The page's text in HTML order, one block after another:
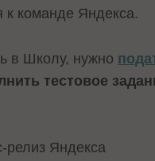
к команде Яндекса.
в Школу, нужно
тестовое
релиз Яндекса